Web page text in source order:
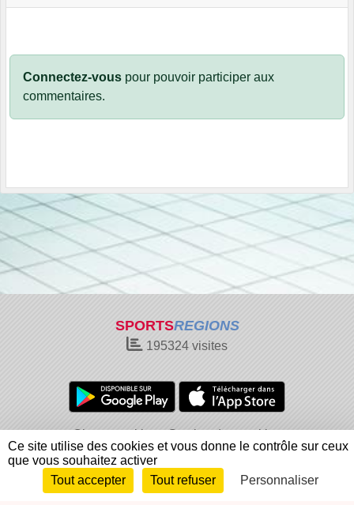
Connectez-vous pour pouvoir participer aux
commentaires.
SPORTSREGIONS
195324 visites
Charte cookies
Gestion des cookies
Informations légales
Signaler un contenu inapproprié
Envie de participer ? Connexion
Ce site utilise des cookies et vous donne le contrôle sur ceux
que vous souhaitez activer
Tout accepter
Tout refuser Personnaliser